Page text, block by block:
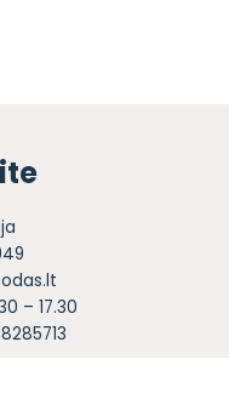
– 17.30